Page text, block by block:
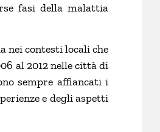
fasi della malattia
nei contesti locali che
al 2012 nelle città di
sempre affiancati i
e degli aspetti